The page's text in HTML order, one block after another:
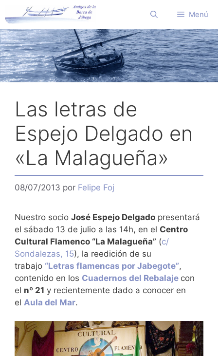
al
contenido
Menú
Las letras de
Espejo Delgado en
«La Malagueña»
08/07/2013 por Felipe Foj
Nuestro socio José Espejo Delgado presentará
el sábado 13 de julio a las 14h, en el Centro
Cultural Flamenco “La Malagueña” (c/
Sondalezas, 15), la reedición de su
trabajo “Letras flamencas por Jabegote”,
contenido en los Cuadernos del Rebalaje con
el nº 21 y recientemente dado a conocer en
el Aula del Mar.